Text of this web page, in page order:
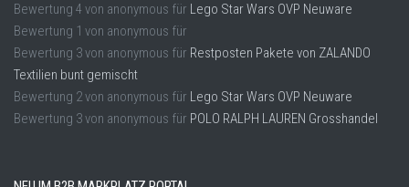
Bewertung 4 von anonymous für Lego Star Wars OVP Neuware
Bewertung 1 von anonymous für
Bewertung 3von anonymous für Restposten Pakete von ZALANDO
Textilien bunt gemischt
Bewertung 2von anonymous für Lego Star Wars OVP Neuware
Bewertung 3von anonymous für POLO RALPH LAUREN Grosshandel